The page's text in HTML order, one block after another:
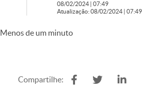
08/02/2024 | 07:49
Atualização: 08/02/2024 | 07:49
Menos de um minuto
Compartilhe: